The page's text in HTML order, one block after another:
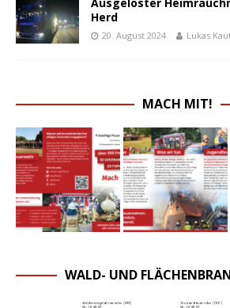
Herd
20. August 2024 Lukas
MACH MIT!
WALD- UND